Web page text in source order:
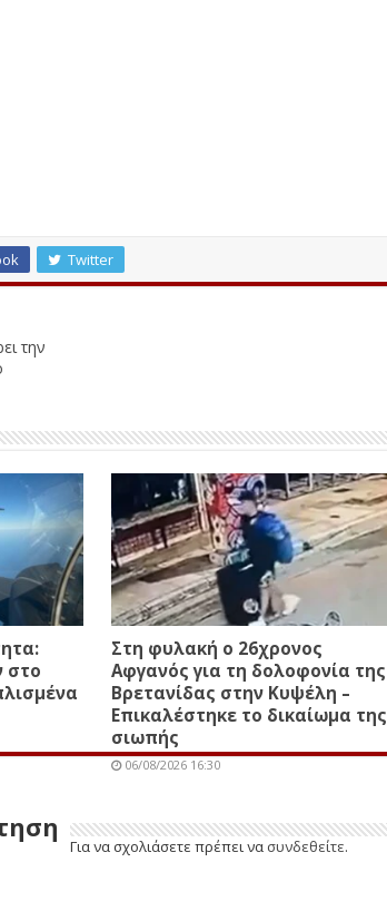
Twitter
την
στο
Στη φυλακή ο 26χρονος
Αφγανός για τη δολοφονία της
Βρετανίδας στην Κυψέλη –
Επικαλέστηκε το δικαίωμα της
σιωπής
06/08/2026 16:30
Για να σχολιάσετε πρέπει να συνδεθείτε.